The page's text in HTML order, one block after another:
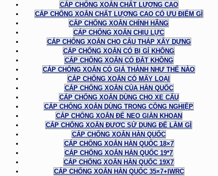
CÁP CHỐNG XOẮN CHẤT LƯỢNG CAO
CÁP CHỐNG XOẮN CHẤT LƯỢNG CAO CÓ ƯU ĐIỂM GÌ
CÁP CHỐNG XOẮN CHÍNH HÃNG
CÁP CHỐNG XOẮN CHỊU LỰC
CÁP CHỐNG XOẮN CHO CẨU THÁP XÂY DỰNG
CÁP CHỐNG XOẮN CÓ BỊ GỈ KHÔNG
CÁP CHỐNG XOẮN CÓ ĐẮT KHÔNG
CÁP CHỐNG XOẮN CÓ GIÁ THÀNH NHƯ THẾ NÀO
CÁP CHỐNG XOẮN CÓ MẤY LOẠI
CÁP CHỐNG XOẮN CỦA HÀN QUỐC
CÁP CHỐNG XOẮN DÙNG CHO XE CẨU
CÁP CHỐNG XOẮN DÙNG TRONG CÔNG NGHIỆP
CÁP CHỐNG XOẮN ĐỂ NEO GIÀN KHOAN
CÁP CHỐNG XOẮN ĐƯỢC SỬ DỤNG ĐỂ LÀM GÌ
CÁP CHỐNG XOẮN HÀN QUỐC
CÁP CHỐNG XOẮN HÀN QUỐC 18×7
CÁP CHỐNG XOẮN HÀN QUỐC 19*7
CÁP CHỐNG XOẮN HÀN QUỐC 19X7
CÁP CHỐNG XOẮN HÀN QUỐC 35×7+IWRC